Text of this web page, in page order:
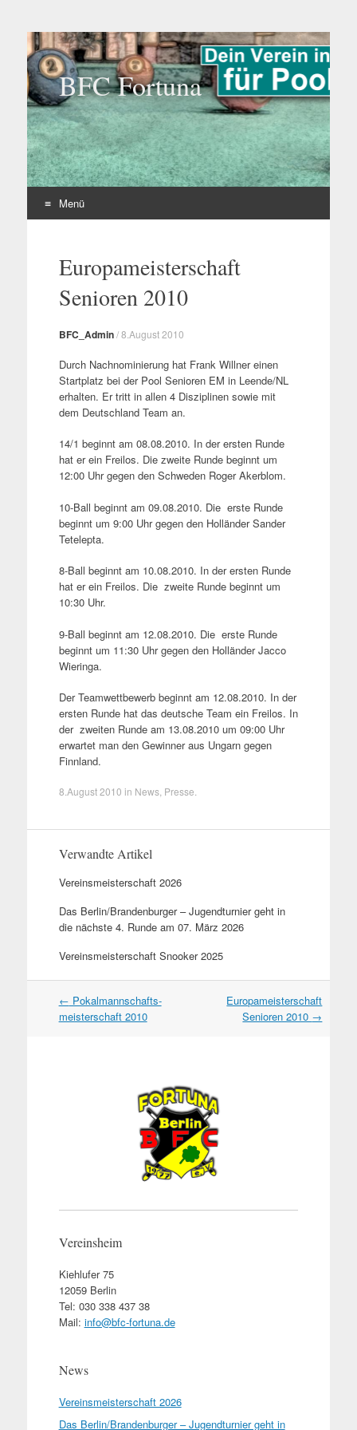
BFC Fortuna
Menü
springenEuropameisterschaft
Senioren 2010
BFC_Admin/8.August 2010
Durch Nachnominierung hat Frank Willner einen
Startplatz bei der Pool Senioren EM in Leende/NL
erhalten. Er tritt in allen 4 Disziplinen sowie mit
dem Deutschland Team an.
14/1 beginnt am 08.08.2010. In der ersten Runde
hat er ein Freilos. Die zweite Runde beginnt um
12:00 Uhr gegen den Schweden Roger Akerblom.
10-Ball beginnt am 09.08.2010. Die erste Runde
beginnt um 9:00 Uhr gegen den Holländer Sander
Tetelepta.
8-Ball beginnt am 10.08.2010. In der ersten Runde
hat er ein Freilos. Die zweite Runde beginnt um
10:30 Uhr.
9-Ball beginnt am 12.08.2010. Die erste Runde
beginnt um 11:30 Uhr gegen den Holländer Jacco
Wieringa.
Der Teamwettbewerb beginnt am 12.08.2010. In der
ersten Runde hat das deutsche Team ein Freilos. In
der zweiten Runde am 13.08.2010 um 09:00 Uhr
erwartet man den Gewinner aus Ungarn gegen
Finnland.
8.August 2010 in News, Presse
Verwandte Artikel
Vereinsmeisterschaft 2026
Das Berlin/Brandenburger – Jugendturnier geht in
die nächste 4. Runde am 07. März 2026
Vereinsmeisterschaft Snooker 2025
Artikel
Navigation
← Pokalmannschafts-
meisterschaft 2010
Europameisterschaft
Senioren 2010 →
Vereinsheim
Kiehlufer 75
12059 Berlin
Tel: 030 338 437 38
Mail: info@bfc-fortuna.de
News
Vereinsmeisterschaft 2026
Das Berlin/Brandenburger – Jugendturnier geht in